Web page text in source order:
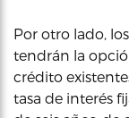
Por otro lado,
tendrán la
crédito
tasa de interés